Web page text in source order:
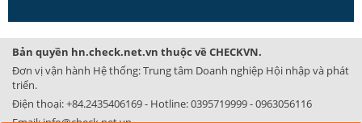
Bản quyền hn.check.net.vn thuộc về CHECKVN.
Đơn vị vận hành Hệ thống: Trung tâm Doanh nghiệp Hội nhập và phát
triển.
Điện thoại:+84.2435406169- Hotline:0395719999-0963056116